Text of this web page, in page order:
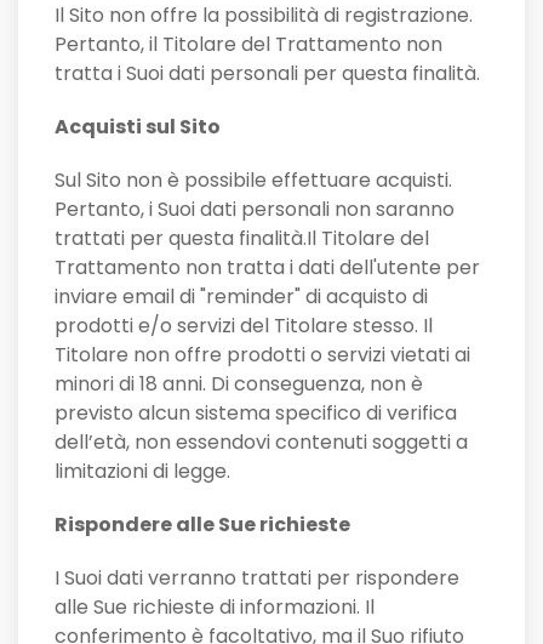
Il Sito non offre la possibilità di registrazione.
Pertanto, il Titolare del Trattamento non
tratta i Suoi dati personali per questa finalità.
Acquisti sul Sito
Sul Sito non è possibile effettuare acquisti.
Pertanto, i Suoi dati personali non saranno
trattati per questa finalità.Il Titolare del
Trattamento non tratta i dati dell'utente per
inviare email di "reminder" di acquisto di
prodotti e/o servizi del Titolare stesso. Il
Titolare non offre prodotti o servizi vietati ai
minori di 18 anni. Di conseguenza, non è
previsto alcun sistema specifico di verifica
dell’età, non essendovi contenuti soggetti a
limitazioni di legge.
Rispondere alle Sue richieste
I Suoi dati verranno trattati per rispondere
alle Sue richieste di informazioni. Il
conferimento è facoltativo, ma il Suo rifiuto